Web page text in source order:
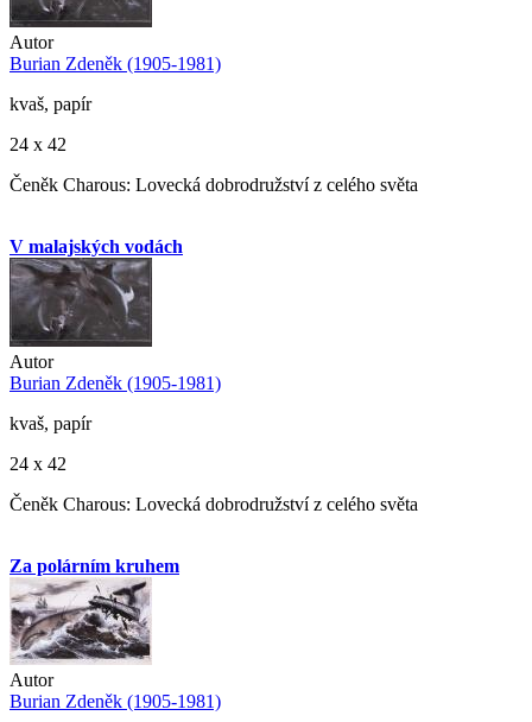
Autor
Burian Zdeněk (1905-1981)
kvaš, papír
24 x 42
Čeněk Charous: Lovecká dobrodružství z celého světa
V malajských vodách
Autor
Burian Zdeněk (1905-1981)
kvaš, papír
24 x 42
Čeněk Charous: Lovecká dobrodružství z celého světa
Za polárním kruhem
Autor
Burian Zdeněk (1905-1981)